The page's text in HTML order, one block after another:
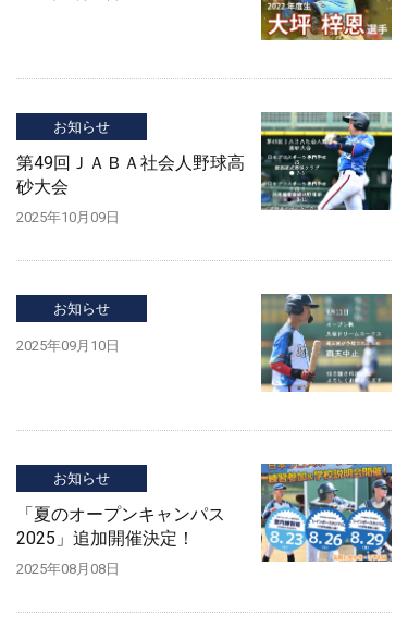
お知らせ
第49回ＪＡＢＡ社会人野球高
砂大会
2025年10月09日
お知らせ
2025年09月10日
お知らせ
「夏のオープンキャンパス
2025」追加開催決定！
2025年08月08日